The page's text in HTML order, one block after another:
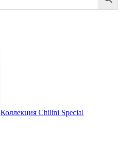
Коллекция Chilini Special